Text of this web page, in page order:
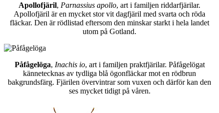
Apollofjäril, Parnassius apollo, art i familjen riddarfjärilar.
Apollofjäril är en mycket stor vit dagfjäril med svarta och röda
fläckar. Den är rödlistad eftersom den minskar starkt i hela landet
utom på Gotland.
Påfågelöga, Inachis io, art i familjen praktfjärilar. Påfågelögat
kännetecknas av tydliga blå ögonfläckar mot en rödbrun
bakgrundsfärg. Fjärilen övervintrar som vuxen och därför kan den
ses mycket tidigt på våren.